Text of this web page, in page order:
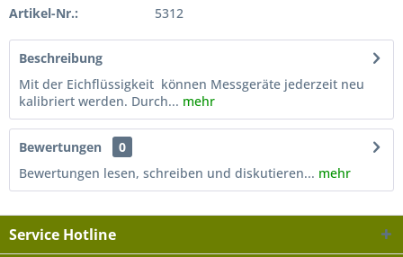
Artikel-Nr.: 5312
Beschreibung
Mit der Eichflüssigkeit können Messgeräte jederzeit neu
kalibriert werden. Durch... mehr
Bewertungen
0
Bewertungen lesen, schreiben und diskutieren... mehr
Service Hotline